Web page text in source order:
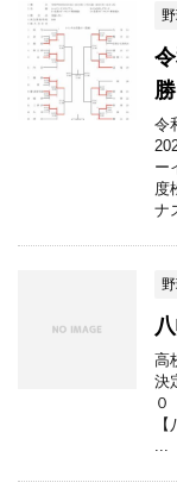
令
ー
度
ナ
高
決
０